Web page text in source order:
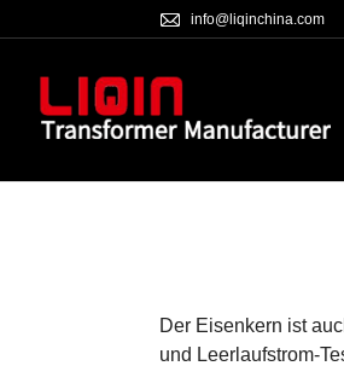
 info@liqinchina.com
Der Eisenkern ist
und Leerlaufstrom-